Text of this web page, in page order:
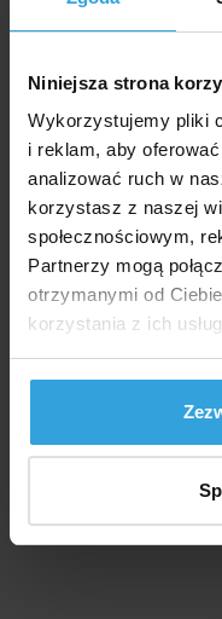
Niniejsza strona
Wykorzystujemy pliki
i reklam, aby
analizować ruch w
korzystasz z naszej
społecznościowym,
Partnerzy mogą
otrzymanymi od
korzystania z ich
Objętość:
Filtrowanie:
Dokumenty do
Instrukcja do
PL
Zalecane
Stopnie